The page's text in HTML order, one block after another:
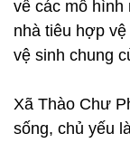
về các mô hình
nhà tiêu hợp
vệ sinh chung
Xã Thào Chư
sống, chủ yếu